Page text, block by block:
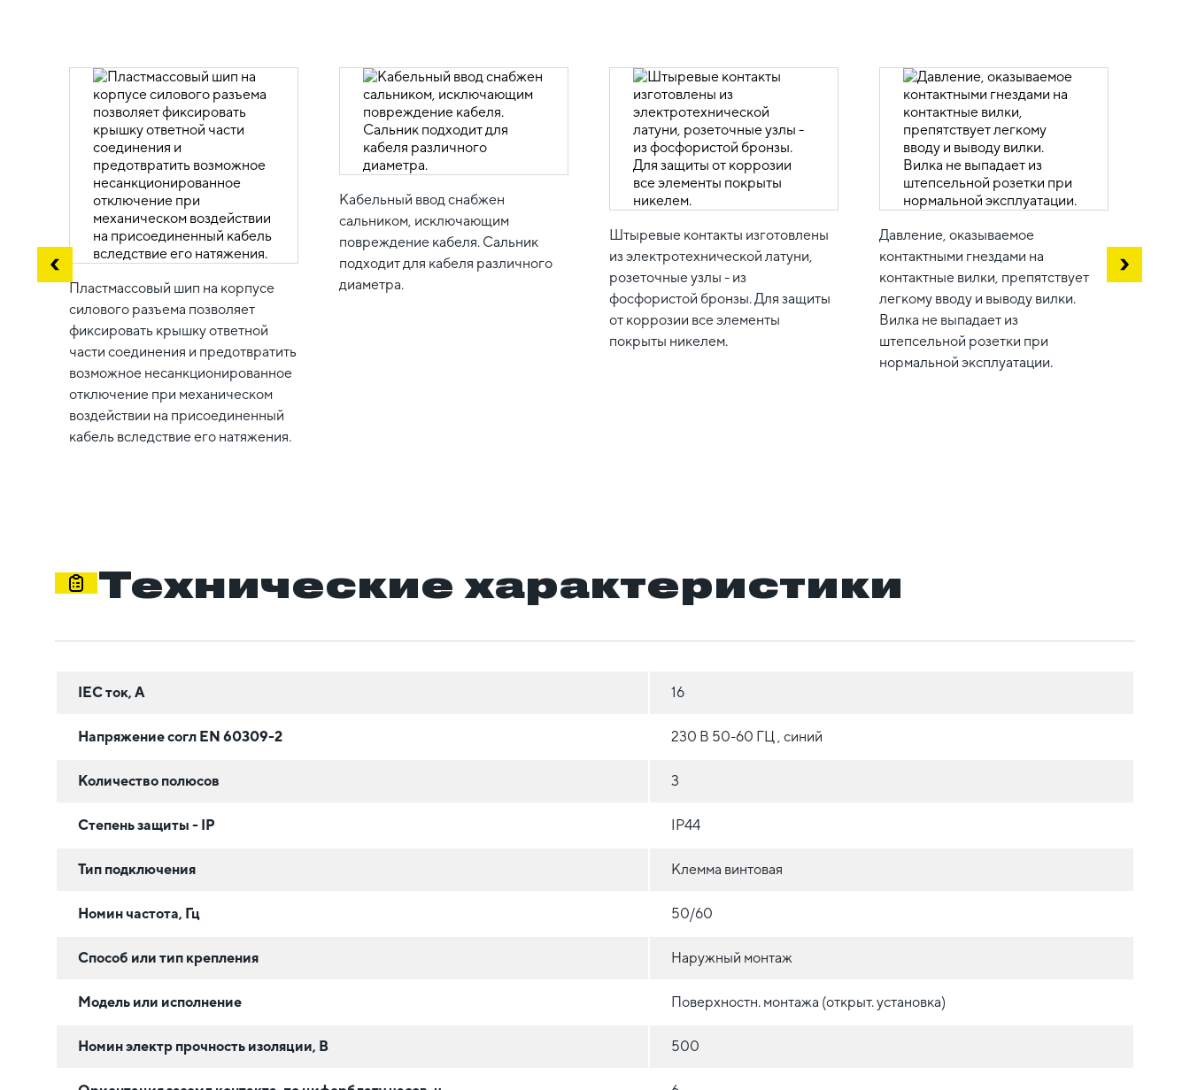
Пластмассовый шип на корпусе
силового разъема позволяет
фиксировать крышку ответной
части соединения и предотвратить
возможное несанкционированное
отключение при механическом
воздействии на присоединенный
кабель вследствие его натяжения.
Кабельный ввод снабжен
сальником, исключающим
повреждение кабеля. Сальник
подходит для кабеля различного
диаметра.
Штыревые контакты изготовлены
из электротехнической латуни,
розеточные узлы - из
фосфористой бронзы. Для защиты
от коррозии все элементы
покрыты никелем.
Давление, оказываемое
контактными гнездами на
контактные вилки, препятствует
легкому вводу и выводу вилки.
Вилка не выпадает из
штепсельной розетки при
нормальной эксплуатации.
Технические характеристики
IEC ток, А 16
Напряжение согл EN 60309-2 230 В 50-60 ГЦ , синий
Количество полюсов 3
Степень защиты - IP IP44
Тип подключения Клемма винтовая
Номин частота, Гц 50/60
Способ или тип крепления Наружный монтаж
Модель или исполнение Поверхностн. монтажа (открыт. установка)
Номин электр прочность изоляции, В 500